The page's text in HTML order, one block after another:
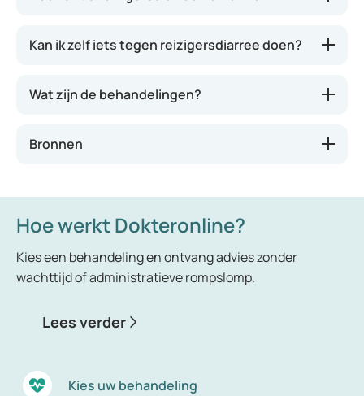
Kan ik zelf iets tegen reizigersdiarree doen?
Wat zijn de behandelingen?
Bronnen
Hoe werkt Dokteronline?
Kies een behandeling en ontvang advies zonder
wachttijd of administratieve rompslomp.
Lees verder
Kies uw behandeling